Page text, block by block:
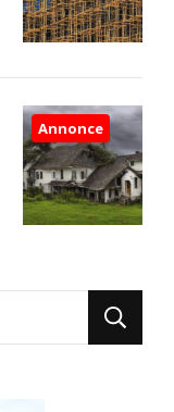
Annonce